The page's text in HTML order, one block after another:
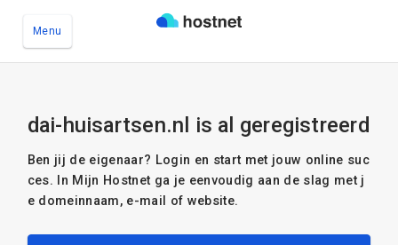
Menu
dai-huisartsen.nl is al geregistreerd
Ben jij de eigenaar? Login en start met jouw online suc
ces. In Mijn Hostnet ga je eenvoudig aan de slag met j
e domeinnaam, e-mail of website.